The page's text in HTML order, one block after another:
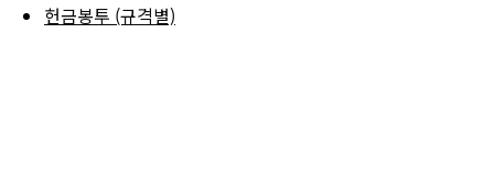
헌금봉투 (규격별)